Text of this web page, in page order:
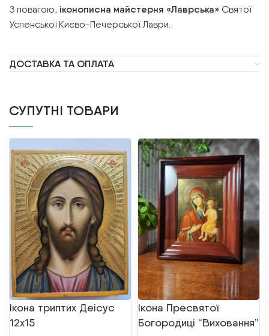
З повагою, іконописна майстерня «Лаврська» Святої
Успенської Києво-Печерської Лаври.
ДОСТАВКА ТА ОПЛАТА
СУПУТНІ ТОВАРИ
Ікона триптих Деісус
12х15
Ікона Пресвятої
Богородиці “Виховання”